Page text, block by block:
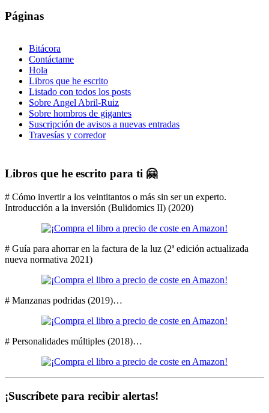
Páginas
Bitácora
Contáctame
Hola
Libros que he escrito
Listado con todos los posts
Sobre Angel Abril-Ruiz
Sobre hombros de gigantes
Suscripción de avisos a nuevas entradas
Travesías y corredor
Libros que he escrito para ti 🤗
# Cómo invertir a los veintitantos o más sin ser un experto.
Introducción a la inversión (Bulidomics II) (2020)
# Guía para ahorrar en la factura de la luz (2ª edición actualizada
nueva normativa 2021)
# Manzanas podridas (2019)…
# Personalidades múltiples (2018)…
¡Suscríbete para recibir alertas!